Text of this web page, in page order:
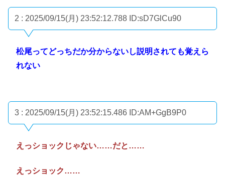
2 : 2025/09/15(月) 23:52:12.788 ID:sD7GlCu90
松尾ってどっちだか分からないし説明されても覚えら
れない
3 : 2025/09/15(月) 23:52:15.486 ID:AM+GgB9P0
えっショックじゃない……だと……
えっショック……